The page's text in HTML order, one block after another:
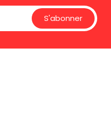
S'abonner